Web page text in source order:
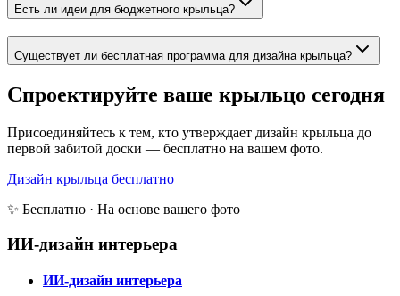
Есть ли идеи для бюджетного крыльца?
Существует ли бесплатная программа для дизайна крыльца?
Спроектируйте ваше крыльцо сегодня
Присоединяйтесь к тем, кто утверждает дизайн крыльца до
первой забитой доски — бесплатно на вашем фото.
Дизайн крыльца бесплатно
✨ Бесплатно · На основе вашего фото
ИИ-дизайн интерьера
ИИ-дизайн интерьера